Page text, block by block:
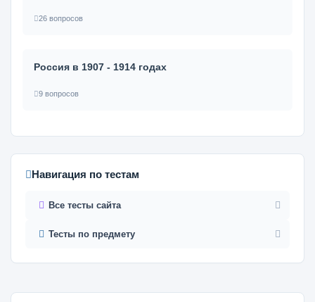
26 вопросов
Россия в 1907 - 1914 годах
9 вопросов
Навигация по тестам
Все тесты сайта
Тесты по предмету